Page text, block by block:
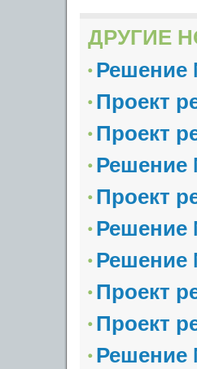
ДРУГИЕ
Решение
Проект
Проект
Решение
Проект
Решение
Решение
Проект
Проект
Решение